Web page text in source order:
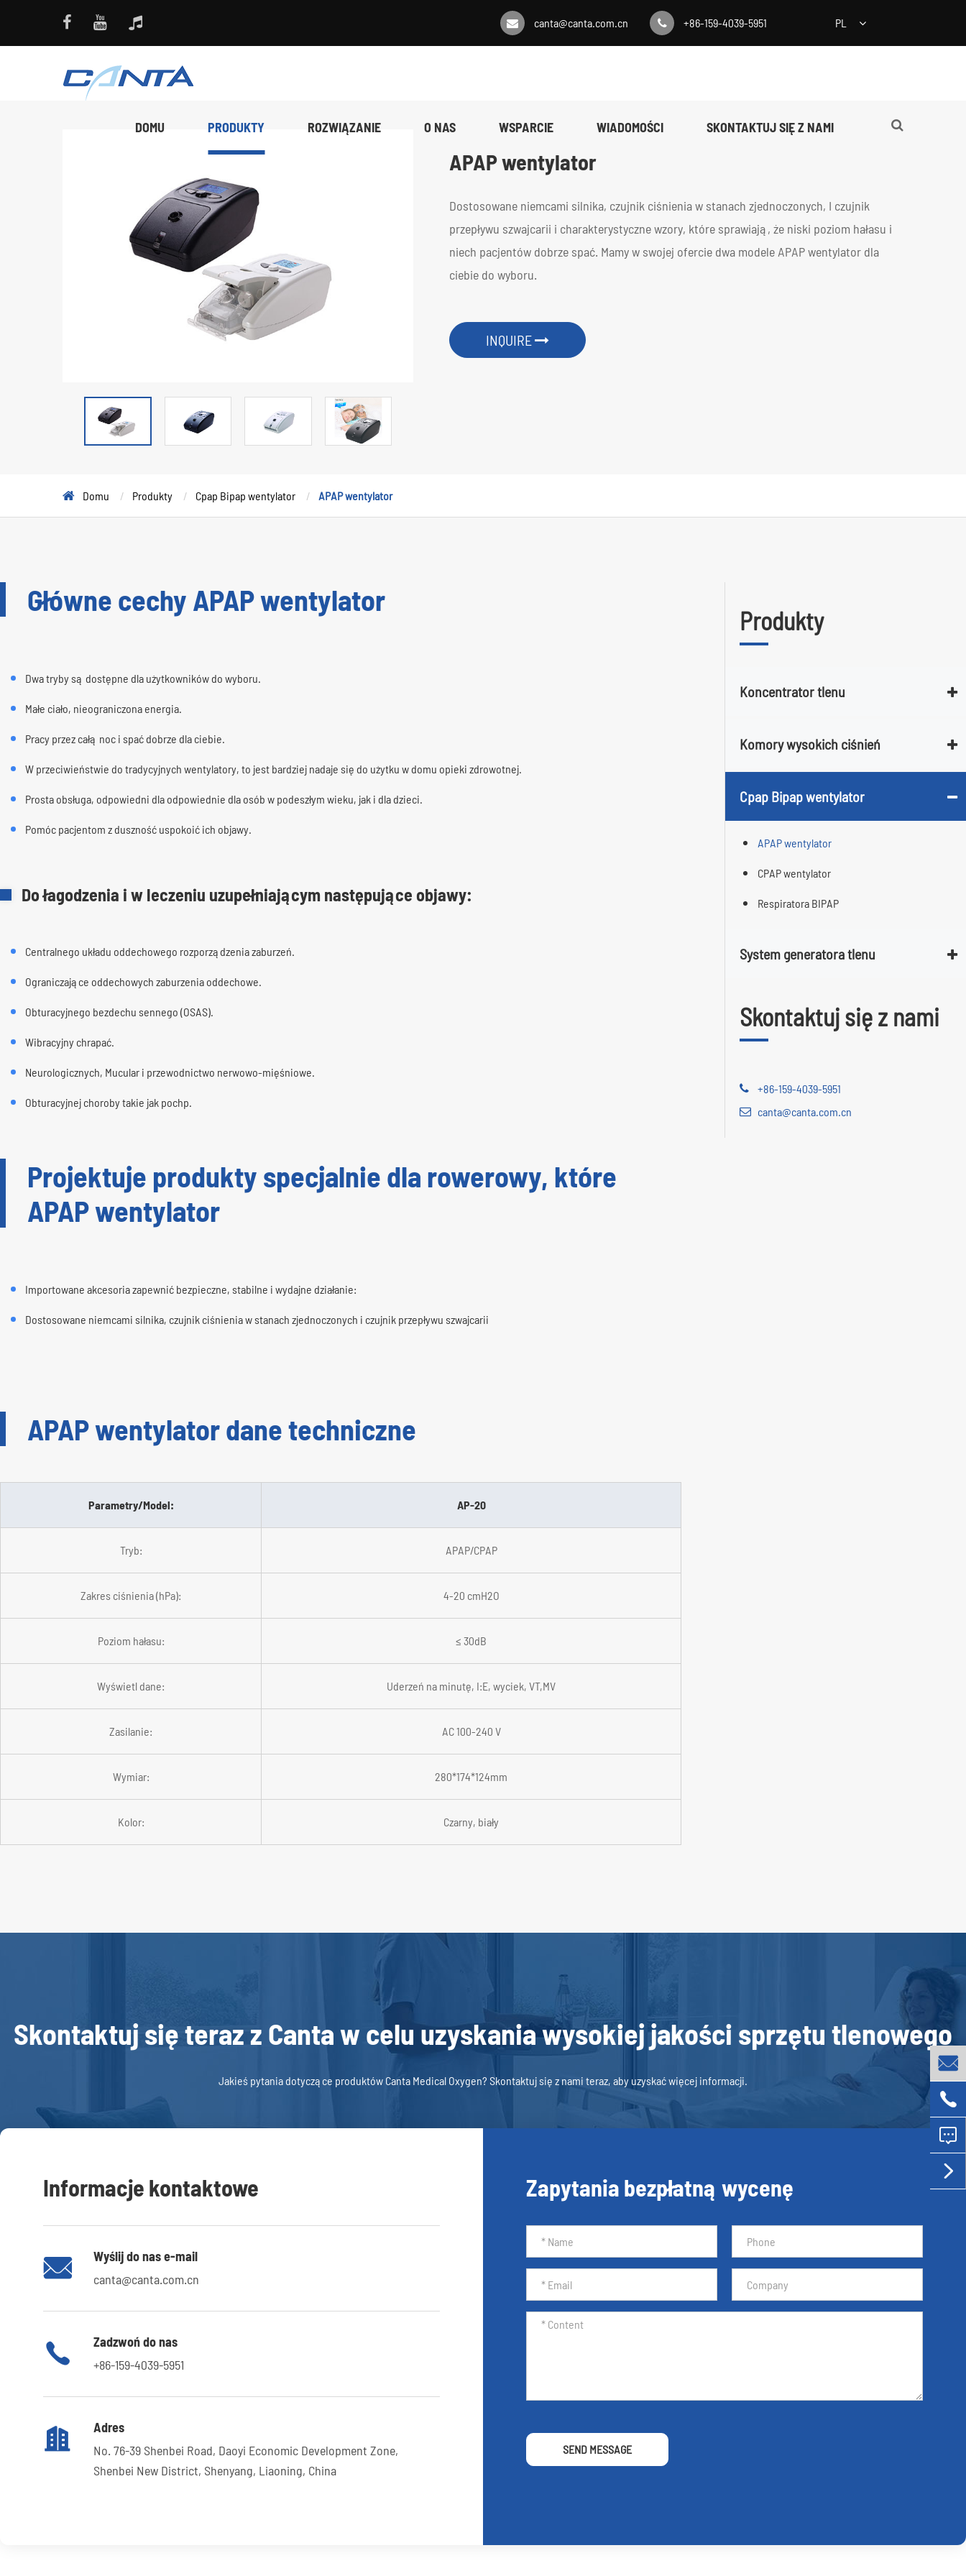
PL
+86-159-4039-5951
canta@canta.com.cn
DOMU PRODUKTY ROZWIĄZANIE O NAS WSPARCIE WIADOMOŚCI SKONTAKTUJ SIĘ Z NAMI
APAP wentylator
Dostosowane niemcami silnika, czujnik ciśnienia w stanach zjednoczonych, I czujnik
przepływu szwajcarii i charakterystyczne wzory, które sprawiają, że niski poziom hałasu i
niech pacjentów dobrze spać. Mamy w swojej ofercie dwa modele APAP wentylator dla
ciebie do wyboru.
INQUIRE
Domu Produkty Cpap Bipap wentylator APAP wentylator
Główne cechy APAP wentylator
Dwa tryby są dostępne dla użytkowników do wyboru.
Małe ciało, nieograniczona energia.
Pracy przez całą noc i spać dobrze dla ciebie.
W przeciwieństwie do tradycyjnych wentylatory, to jest bardziej nadaje się do użytku w domu opieki zdrowotnej.
Prosta obsługa, odpowiedni dla odpowiednie dla osób w podeszłym wieku, jak i dla dzieci.
Pomóc pacjentom z duszność uspokoić ich objawy.
Do łagodzenia i w leczeniu uzupełniającym następujące objawy:
Centralnego układu oddechowego rozporządzenia zaburzeń.
Ograniczające oddechowych zaburzenia oddechowe.
Obturacyjnego bezdechu sennego (OSAS).
Wibracyjny chrapać.
Neurologicznych, Mucular i przewodnictwo nerwowo-mięśniowe.
Obturacyjnej choroby takie jak pochp.
Projektuje produkty specjalnie dla rowerowy, które
APAP wentylator
Importowane akcesoria zapewnić bezpieczne, stabilne i wydajne działanie:
Dostosowane niemcami silnika, czujnik ciśnienia w stanach zjednoczonych i czujnik przepływu szwajcarii
APAP wentylator dane techniczne
Parametry/Model: AP-20
Tryb: APAP/CPAP
Zakres ciśnienia (hPa): 4-20 cmH2O
Poziom hałasu: ≤ 30dB
Wyświetl dane: Uderzeń na minutę, I:E, wyciek, VT,MV
Zasilanie: AC 100-240 V
Wymiar: 280*174*124mm
Kolor: Czarny, biały
Produkty
Koncentrator tlenu
Komory wysokich ciśnień
Cpap Bipap wentylator
APAP wentylator
CPAP wentylator
Respiratora BIPAP
System generatora tlenu
Skontaktuj się z nami
+86-159-4039-5951
canta@canta.com.cn
Skontaktuj się teraz z Canta w celu uzyskania wysokiej jakości sprzętu tlenowego
Jakieś pytania dotyczące produktów Canta Medical Oxygen? Skontaktuj się z nami teraz, aby uzyskać więcej informacji.
Informacje kontaktowe

Wyślij do nas e-mail
canta@canta.com.cn

Zadzwoń do nas
+86-159-4039-5951

Adres
No. 76-39 Shenbei Road, Daoyi Economic Development Zone,
Shenbei New District, Shenyang, Liaoning, China
Zapytania bezpłatną wycenę
SEND MESSAGE



